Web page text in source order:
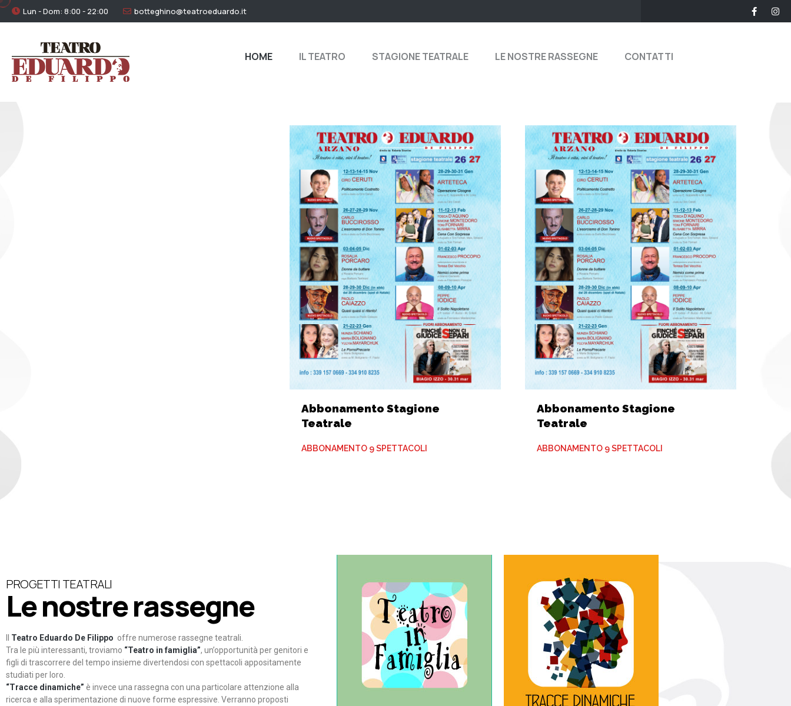
Lun - Dom: 8:00 - 22:00 botteghino@teatroeduardo.it
HOME IL TEATRO STAGIONE TEATRALE LE NOSTRE RASSEGNE CONTATTI
Abbonamento Stagione
Teatrale
ABBONAMENTO 9 SPETTACOLI
Abbonamento Stagione
Teatrale
ABBONAMENTO 9 SPETTACOLI
PROGETTI TEATRALI
Le nostre rassegne
Teatro Eduardo De Filippo offre numerose rassegne teatrali.
Tra le più interessanti, troviamo “Teatro in famiglia”, un’opportunità per genitori e
figli di trascorrere del tempo insieme divertendosi con spettacoli appositamente
studiati per loro.
“Tracce dinamiche” è invece una rassegna con una particolare attenzione alla
ricerca e alla sperimentazione di nuove forme espressive. Verranno proposti
Teatro in famiglia
Teatro In Famiglia è una
rassegna di teatro concepita
per far condividere e godere
del teatro all’intera famiglia.
Continua
Tracce dinamiche
Tracce Dinamiche è una
rassegna di teatro
d’innovazione e sperimentale.
Continua